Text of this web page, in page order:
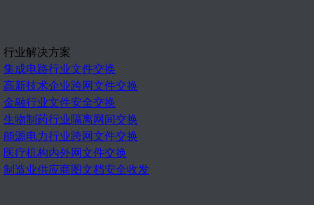
行业解决方案
集成电路行业文件交换
高新技术企业跨网文件交换
金融行业文件安全交换
生物制药行业隔离网间交换
能源电力行业跨网文件交换
医疗机构内外网文件交换
制造业供应商图文档安全收发